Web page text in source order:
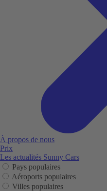
À propos de nous
Prix
Les actualités Sunny Cars
Pays populaires
Aéroports populaires
Villes populaires